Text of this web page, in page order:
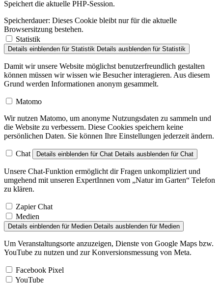
Speichert die aktuelle PHP-Session.
Speicherdauer: Dieses Cookie bleibt nur für die aktuelle
Browsersitzung bestehen.
Statistik
Details einblenden für Statistik Details ausblenden für Statistik
Damit wir unsere Website möglichst benutzerfreundlich gestalten
können müssen wir wissen wie Besucher interagieren. Aus diesem
Grund werden Informationen anonym gesammelt.
Matomo
Wir nutzen Matomo, um anonyme Nutzungsdaten zu sammeln und
die Website zu verbessern. Diese Cookies speichern keine
persönlichen Daten. Sie können Ihre Einstellungen jederzeit ändern.
Chat Details einblenden für Chat Details ausblenden für Chat
Unsere Chat-Funktion ermöglicht dir Fragen unkompliziert und
umgehend mit unseren ExpertInnen vom „Natur im Garten“ Telefon
zu klären.
Zapier Chat
Medien
Details einblenden für Medien Details ausblenden für Medien
Um Veranstaltungsorte anzuzeigen, Dienste von Google Maps bzw.
YouTube zu nutzen und zur Konversionsmessung von Meta.
Facebook Pixel
YouTube